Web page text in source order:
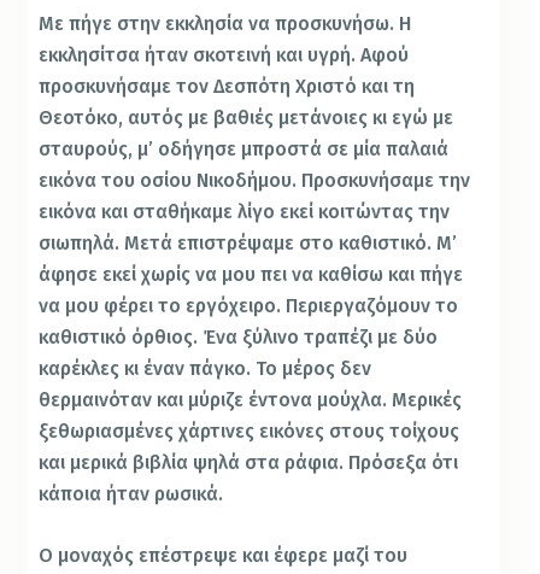
Με πήγε στην εκκλησία να προσκυνήσω. Η
εκκλησίτσα ήταν σκοτεινή και υγρή. Αφού
προσκυνήσαμε τον Δεσπότη Χριστό και τη
Θεοτόκο, αυτός με βαθιές μετάνοιες κι εγώ με
σταυρούς, μ’ οδήγησε μπροστά σε μία παλαιά
εικόνα του οσίου Νικοδήμου. Προσκυνήσαμε την
εικόνα και σταθήκαμε λίγο εκεί κοιτώντας την
σιωπηλά. Μετά επιστρέψαμε στο καθιστικό. Μ’
άφησε εκεί χωρίς να μου πει να καθίσω και πήγε
να μου φέρει το εργόχειρο. Περιεργαζόμουν το
καθιστικό όρθιος. Ένα ξύλινο τραπέζι με δύο
καρέκλες κι έναν πάγκο. Το μέρος δεν
θερμαινόταν και μύριζε έντονα μούχλα. Μερικές
ξεθωριασμένες χάρτινες εικόνες στους τοίχους
και μερικά βιβλία ψηλά στα ράφια. Πρόσεξα ότι
κάποια ήταν ρωσικά.
Ο μοναχός επέστρεψε και έφερε μαζί του